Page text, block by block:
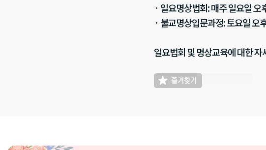
· 일요명상법회: 매주 일요일 오
· 불교명상입문과정: 토요일 오
일요법회 및 명상교육에 대한